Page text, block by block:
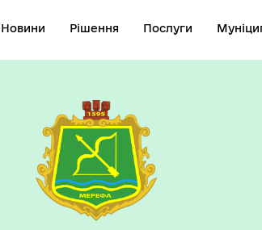
Новини Рішення Послуги